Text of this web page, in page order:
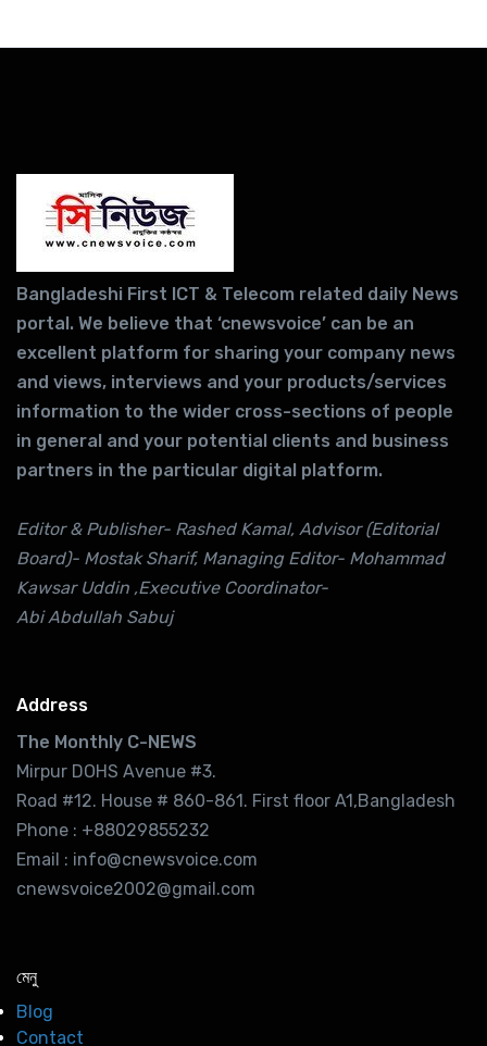
Bangladeshi First ICT & Telecom related daily News
portal. We believe that ‘cnewsvoice’ can be an
excellent platform for sharing your company news
and views, interviews and your products/services
information to the wider cross-sections of people
in general and your potential clients and business
partners in the particular digital platform.
Editor & Publisher- Rashed Kamal, Advisor (Editorial
Board)- Mostak Sharif, Managing Editor- Mohammad
Kawsar Uddin ,Executive Coordinator-
Abi Abdullah Sabuj
Address
The Monthly C-NEWS
Mirpur DOHS Avenue #3.
Road #12. House # 860-861. First floor A1,Bangladesh
Phone : +88029855232
Email : info@cnewsvoice.com
cnewsvoice2002@gmail.com
মেনু
Blog
Contact